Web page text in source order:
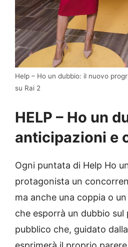
Help – Ho un dubbio: il nuovo
su Rai 2
HELP – Ho un
anticipazioni e
Ogni puntata di Help Ho
protagonista un
ma anche una coppia o
che esporrà un dubbio sul
pubblico che, guidato